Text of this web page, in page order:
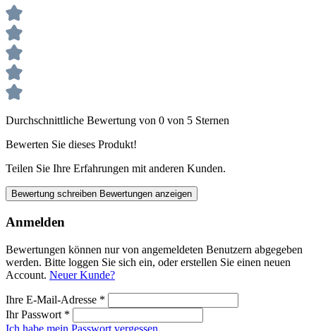
Durchschnittliche Bewertung von 0 von 5 Sternen
Bewerten Sie dieses Produkt!
Teilen Sie Ihre Erfahrungen mit anderen Kunden.
Bewertung schreiben Bewertungen anzeigen
Anmelden
Bewertungen können nur von angemeldeten Benutzern abgegeben
werden. Bitte loggen Sie sich ein, oder erstellen Sie einen neuen
Account. Neuer Kunde?
Ihre E-Mail-Adresse *
Ihr Passwort *
Ich habe mein Passwort vergessen.